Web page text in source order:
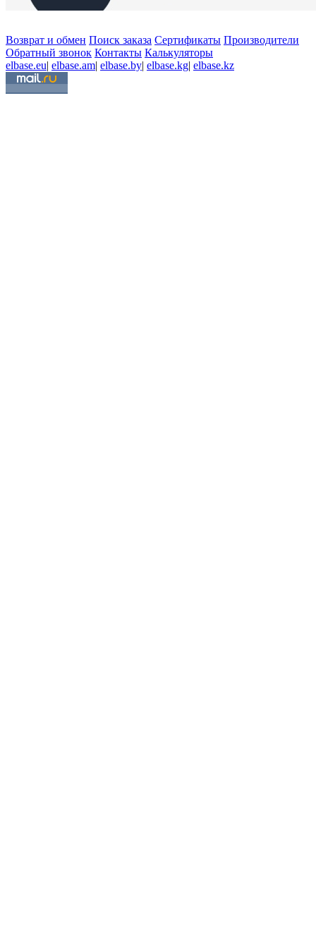
Возврат и обмен Поиск заказа Сертификаты Производители
Обратный звонок Контакты Калькуляторы
elbase.eu| elbase.am| elbase.by| elbase.kg| elbase.kz